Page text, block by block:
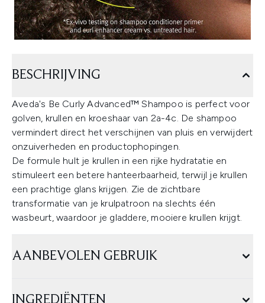
BESCHRIJVING
Aveda's Be Curly Advanced™ Shampoo is perfect voor
golven, krullen en kroeshaar van 2a-4c. De shampoo
vermindert direct het verschijnen van pluis en verwijdert
onzuiverheden en productophopingen.
De formule hult je krullen in een rijke hydratatie en
stimuleert een betere hanteerbaarheid, terwijl je krullen
een prachtige glans krijgen. Zie de zichtbare
transformatie van je krulpatroon na slechts één
wasbeurt, waardoor je gladdere, mooiere krullen krijgt.
AANBEVOLEN GEBRUIK
INGREDIËNTEN